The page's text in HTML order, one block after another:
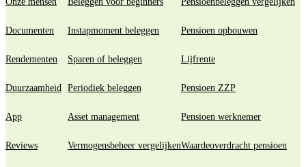
Documenten
Rendementen
Duurzaamheid
App
Reviews
Instapmoment beleggen
Sparen of beleggen
Periodiek beleggen
Asset management
Vermogensbeheer vergelijken
Pensioen opbouwen
Lijfrente
Pensioen ZZP
Pensioen werknemer
Waardeoverdracht pensioen